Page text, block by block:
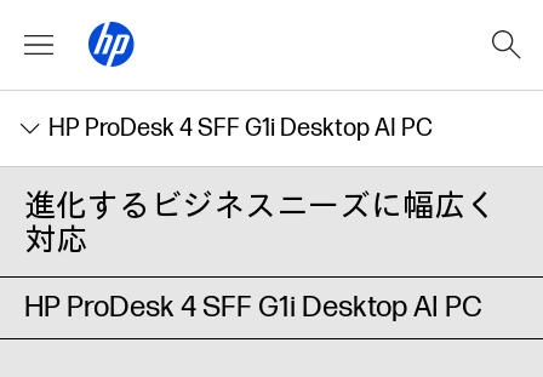
HP ProDesk 4 SFF G1i Desktop AI PC
進化するビジネスニーズに幅広く
対応
HP ProDesk 4 SFF G1i Desktop AI PC